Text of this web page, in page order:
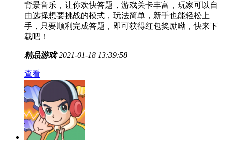
背景音乐，让你欢快答题，游戏关卡丰富，玩家可以自
由选择想要挑战的模式，玩法简单，新手也能轻松上
手，只要顺利完成答题，即可获得红包奖励呦，快来下
载吧！
精品游戏 2021-01-18 13:39:58
查看